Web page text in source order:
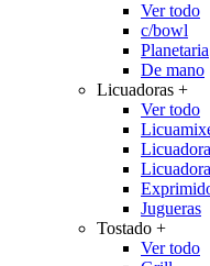
Ver todo
c/bowl
Planetaria
De mano
Licuadoras +
Ver todo
Licuadora
Jugueras
Tostado +
Ver todo